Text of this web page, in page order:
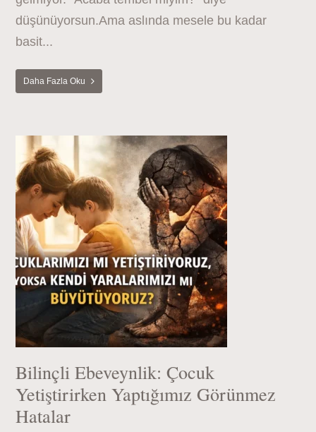
düşünüyorsun.Ama aslında mesele bu kadar
basit...
Daha Fazla Oku
Bilinçli Ebeveynlik: Çocuk
Yetiştirirken Yaptığımız Görünmez
Hatalar